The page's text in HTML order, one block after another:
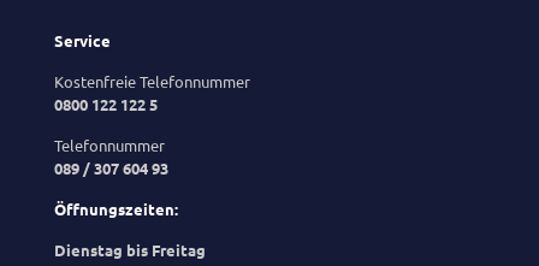
Service
Kostenfreie Telefonnummer
0800 122 122 5
Telefonnummer
089 / 307 604 93
Öffnungszeiten:
Dienstag bis Freitag